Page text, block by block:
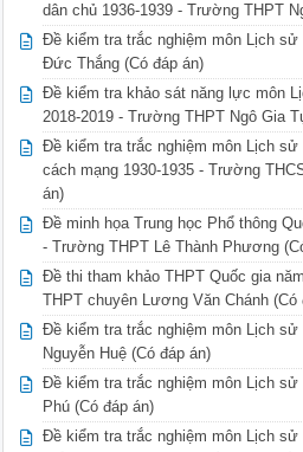
dân chủ 1936-1939 - Trường THPT
Đề kiểm tra trắc nghiệm môn Lịch
Đức Thắng (Có đáp án)
Đề kiểm tra khảo sát năng lực môn
2018-2019 - Trường THPT Ngô Gia
Đề kiểm tra trắc nghiệm môn Lịch sử
cách mạng 1930-1935 - Trường
án)
Đề minh họa Trung học Phổ thông
- Trường THPT Lê Thành Phương
Đề thi tham khảo THPT Quốc gia
THPT chuyên Lương Văn Chánh (Có
Đề kiểm tra trắc nghiệm môn Lịch
Nguyễn Huệ (Có đáp án)
Đề kiểm tra trắc nghiệm môn Lịch
Phú (Có đáp án)
Đề kiểm tra trắc nghiệm môn Lịch